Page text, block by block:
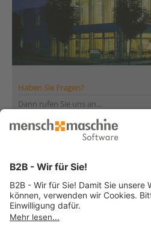
Haben Sie Fragen?
Dann rufen Sie uns an...
Infoline +41 44 864 19 00
und 13:30 bis 17:00 Uhr
... oder senden Sie uns Ihre Nachricht